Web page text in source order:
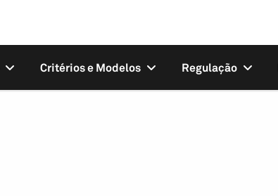
Critérios e Modelos Regulação